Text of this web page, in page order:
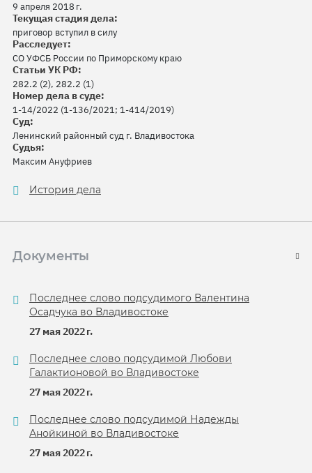
9 апреля 2018 г.
Текущая стадия дела:
приговор вступил в силу
Расследует:
СО УФСБ России по Приморскому краю
Статьи УК РФ:
282.2 (2), 282.2 (1)
Номер дела в суде:
1-14/2022 (1-136/2021; 1-414/2019)
Суд:
Ленинский районный суд г. Владивостока
Судья:
Максим Ануфриев
История дела
Документы
Последнее слово подсудимого Валентина
Осадчука во Владивостоке
27 мая 2022 г.
Последнее слово подсудимой Любови
Галактионовой во Владивостоке
27 мая 2022 г.
Последнее слово подсудимой Надежды
Анойкиной во Владивостоке
27 мая 2022 г.